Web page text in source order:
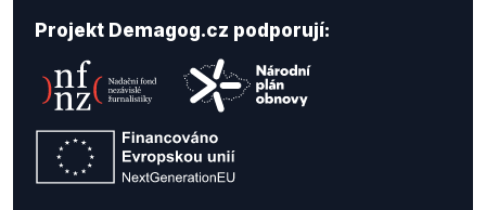
Projekt Demagog.cz podporují: